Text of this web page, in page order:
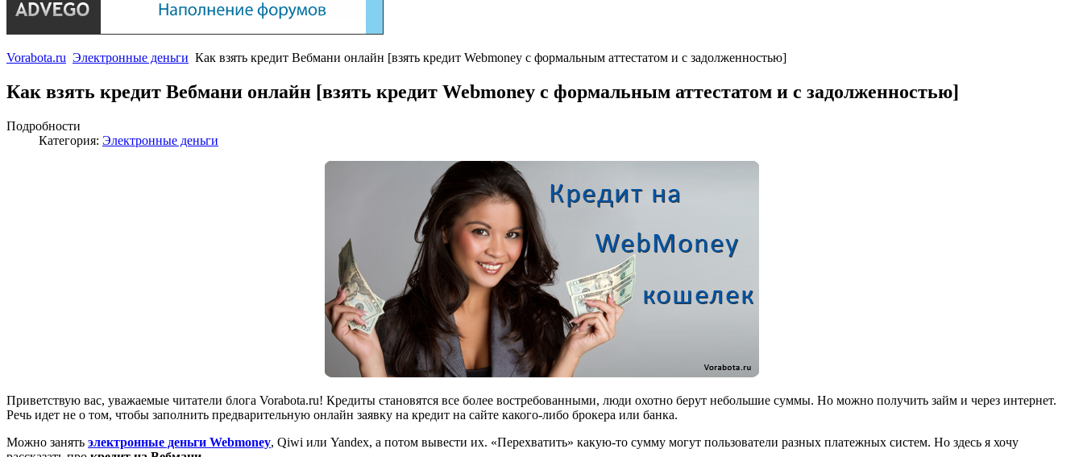
Vorabota.ru Электронные деньги Как взять кредит Вебмани онлайн [взять кредит Webmoney с формальным аттестатом и с задолженностью]
Как взять кредит Вебмани онлайн [взять кредит Webmoney с формальным аттестатом и с задолженностью]
Подробности
Категория: Электронные деньги
Приветствую вас, уважаемые читатели блога Vorabota.ru! Кредиты становятся все более востребованными, люди охотно берут небольшие суммы. Но можно получить займ и через интернет.
Речь идет не о том, чтобы заполнить предварительную онлайн заявку на кредит на сайте какого-либо брокера или банка.
Можно занять электронные деньги Webmoney, Qiwi или Yandex, а потом вывести их. «Перехватить» какую-то сумму могут пользователи разных платежных систем. Но здесь я хочу